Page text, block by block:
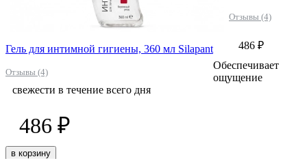
Гель для интимной гигиены, 360 мл Silapant
Отзывы (4)
Отзывы (4)
486 ₽
Обеспечивает
ощущение
свежести в течение всего дня
486 ₽
в корзину